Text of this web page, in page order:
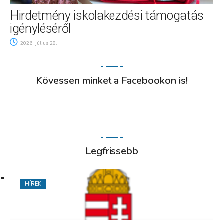
Hirdetmény iskolakezdési támogatás
igényléséről
2026. július 28.
Kövessen minket a Facebookon is!
Legfrissebb
HÍREK